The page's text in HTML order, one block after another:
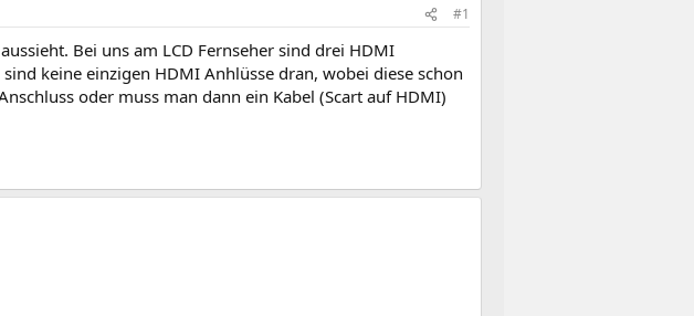
#1
Bei uns am LCD Fernseher sind drei HDMI
keine einzigen HDMI Anhlüsse dran, wobei diese schon
oder muss man dann ein Kabel (Scart auf HDMI)